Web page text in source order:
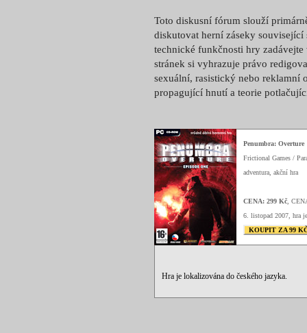
Toto diskusní fórum slouží
diskutovat herní záseky
technické funkčnosti hry
stránek si vyhrazuje právo
sexuální, rasistický nebo reklamní
propagující hnutí a teorie
Penumbra: Overture
Frictional Games /
adventura, akční hra
CENA: 299 Kč ,
6. listopad 2007, hra
KOUPIT ZA 99
Hra je lokalizována do českého jazyka.